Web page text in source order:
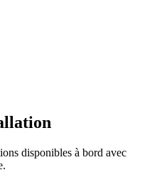
disponibles à bord avec